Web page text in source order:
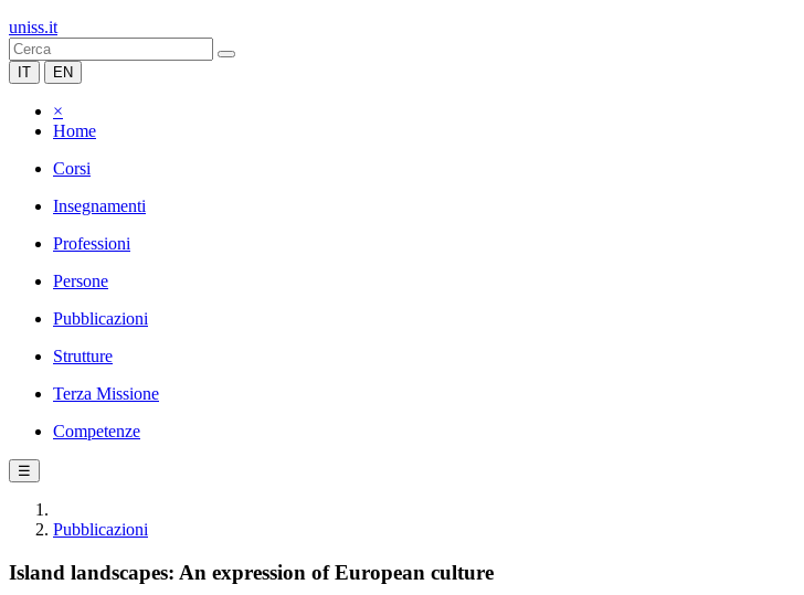
uniss.it
IT EN
×
Home
Corsi
Insegnamenti
Professioni
Persone
Pubblicazioni
Strutture
Terza Missione
Competenze
☰
Pubblicazioni
Island landscapes: An expression of European culture